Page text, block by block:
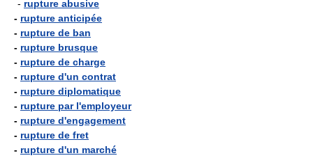
- rupture abusive
- rupture anticipée
- rupture de ban
- rupture brusque
- rupture de charge
- rupture d'un contrat
- rupture diplomatique
- rupture par l'employeur
- rupture d'engagement
- rupture de fret
- rupture d'un marché